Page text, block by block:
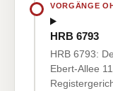
VORGÄNGE
HRB 6793
HRB 6793:
Ebert-Allee